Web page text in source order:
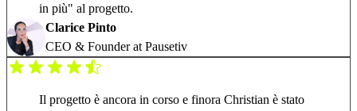
in più" al progetto.
Clarice Pinto
CEO & Founder at Pausetiv
Il progetto è ancora in corso e finora Christian è stato